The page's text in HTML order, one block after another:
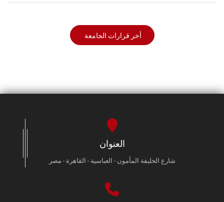
أخر قرارات الجامعة
العنوان
شارع الخليفة المأمون - العباسية - القاهرة - مصر